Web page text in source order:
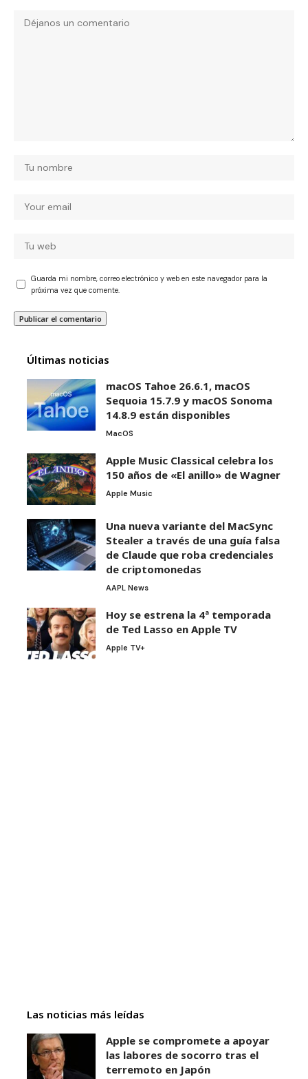
Guarda mi nombre, correo electrónico y web en este navegador para la
próxima vez que comente.
Últimas noticias
macOS Tahoe 26.6.1, macOS
Sequoia 15.7.9 y macOS Sonoma
14.8.9 están disponibles
MacOS
Apple Music Classical celebra los
150 años de «El anillo» de Wagner
Apple Music
Una nueva variante del MacSync
Stealer a través de una guía falsa
de Claude que roba credenciales
de criptomonedas
AAPL News
Hoy se estrena la 4ª temporada
de Ted Lasso en Apple TV
Apple TV+
Las noticias más leídas
Apple se compromete a apoyar
las labores de socorro tras el
terremoto en Japón